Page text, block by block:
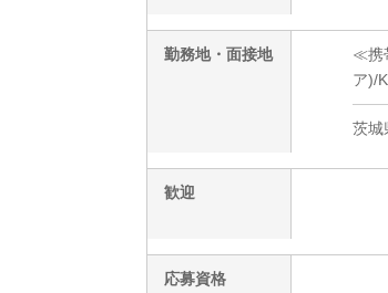
勤務地・面接地
≪携
ア)/
茨城
歓迎
応募資格